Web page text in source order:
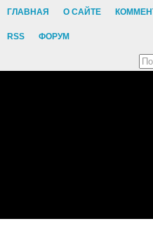
ГЛАВНАЯ О САЙТЕ
RSS ФОРУМ